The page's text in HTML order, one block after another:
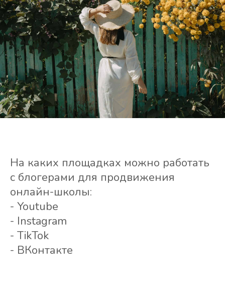
На каких площадках можно работать
с блогерами для продвижения
онлайн-школы:
- Youtube
- Instagram
- TikTok
- ВКонтакте